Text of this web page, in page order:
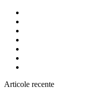
Articole recente